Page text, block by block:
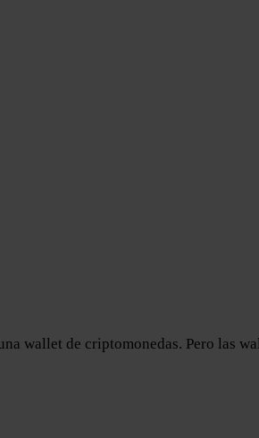
wallet de criptomonedas. Pero las